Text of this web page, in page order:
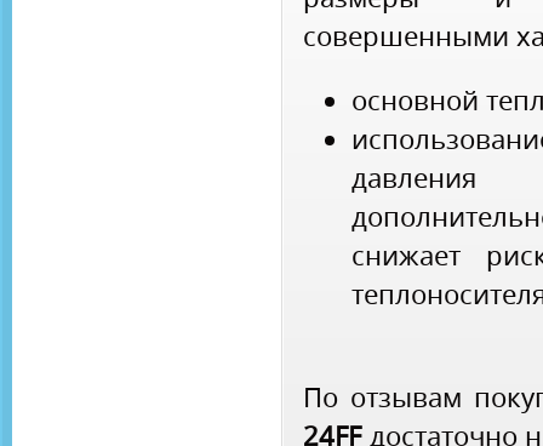
совершенными
основной
снижает
По отзывам
24FF достаточно